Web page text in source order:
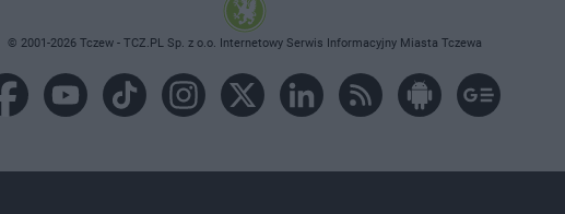
© 2001-2026 Tczew - TCZ.PL Sp. z o.o. Internetowy Serwis Informacyjny Miasta Tczewa